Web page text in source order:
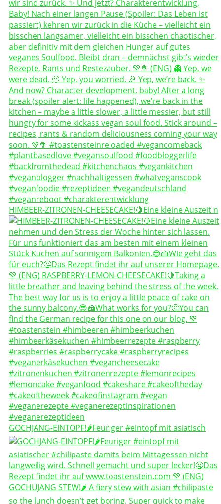
HIMBEER-ZITRONEN-CHEESECAKE!🍋Eine kleine Auszeit n
GOCHJANG-EINTOPF!🌶️Feuriger #eintopf mit asiatisch